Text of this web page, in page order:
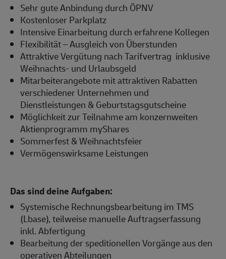
Sehr gute Anbindung durch ÖPNV
Kostenloser Parkplatz
Intensive Einarbeitung durch erfahrene Kollegen
Flexibilität – Ausgleich von Überstunden
Attraktive Vergütung nach Tarifvertrag inklusive
Weihnachts- und Urlaubsgeld
Mitarbeiterangebote mit attraktiven Rabatten
verschiedener Unternehmen und
Dienstleistungen & Geburtstagsgutscheine
Möglichkeit zur Teilnahme am konzernweiten
Aktienprogramm myShares
Sommerfest & Weihnachtsfeier
Vermögenswirksame Leistungen
Das sind deine Aufgaben:
Systemische Rechnungsbearbeitung im TMS
(Lbase), teilweise manuelle Auftragserfassung
inkl. Abfertigung
Bearbeitung der speditionellen Vorgänge aus den
operativen Abteilungen